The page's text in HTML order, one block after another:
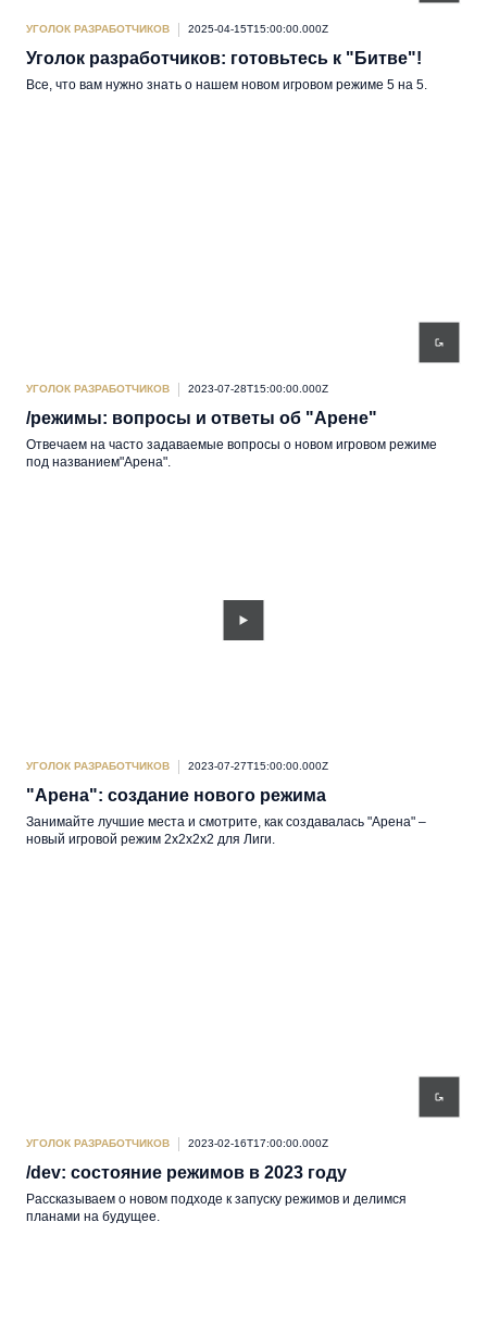
УГОЛОК РАЗРАБОТЧИКОВ 2025-04-15T15:00:00.000Z
Уголок разработчиков: готовьтесь к "Битве"!
Все, что вам нужно знать о нашем новом игровом режиме 5 на 5.
УГОЛОК РАЗРАБОТЧИКОВ 2023-07-28T15:00:00.000Z
/режимы: вопросы и ответы об "Арене"
Отвечаем на часто задаваемые вопросы о новом игровом режиме
под названием"Арена".
УГОЛОК РАЗРАБОТЧИКОВ 2023-07-27T15:00:00.000Z
"Арена": создание нового режима
Занимайте лучшие места и смотрите, как создавалась "Арена" –
новый игровой режим 2х2х2х2 для Лиги.
УГОЛОК РАЗРАБОТЧИКОВ 2023-02-16T17:00:00.000Z
/dev: состояние режимов в 2023 году
Рассказываем о новом подходе к запуску режимов и делимся
планами на будущее.